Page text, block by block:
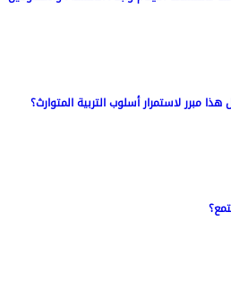
مبرر لاستمرار أسلوب التربية المتوارث؟